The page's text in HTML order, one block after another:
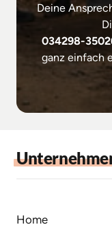
Deine
034298-
ganz einfach
Home